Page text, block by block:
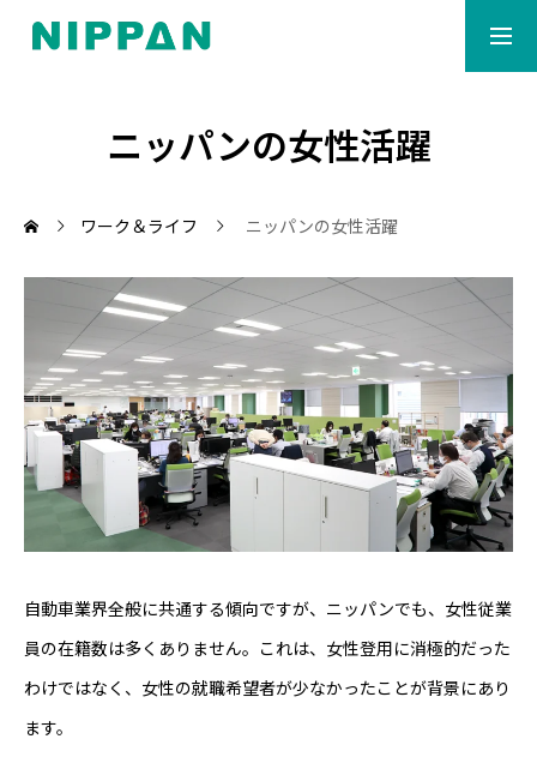
事業紹介
ダッシュボード
募集要項
ニッパンの女性活躍
ワーク＆ライフ ニッパンの女性活躍
自動車業界全般に共通する傾向ですが、ニッパンでも、女性従業
員の在籍数は多くありません。これは、女性登用に消極的だった
わけではなく、女性の就職希望者が少なかったことが背景にあり
ます。